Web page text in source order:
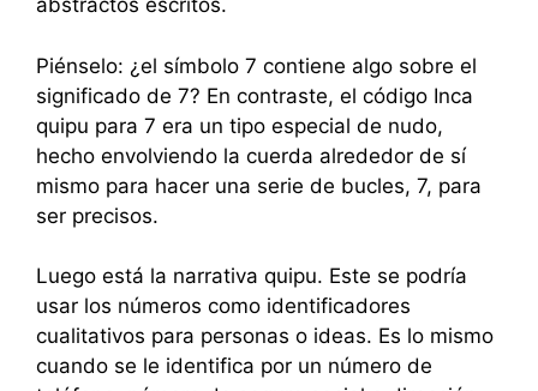
abstractos escritos.
Piénselo: ¿el símbolo 7 contiene algo sobre el
significado de 7? En contraste, el código Inca
quipu para 7 era un tipo especial de nudo,
hecho envolviendo la cuerda alrededor de sí
mismo para hacer una serie de bucles, 7, para
ser precisos.
Luego está la narrativa quipu. Este se podría
usar los números como identificadores
cualitativos para personas o ideas. Es lo mismo
cuando se le identifica por un número de